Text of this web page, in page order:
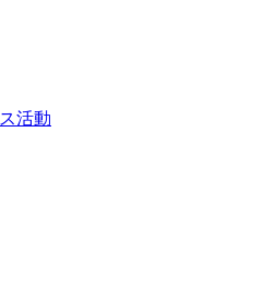
活動